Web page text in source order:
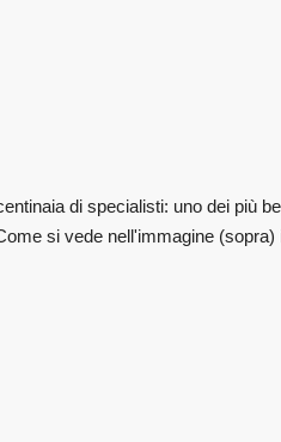
di specialisti: uno dei più
si vede nell'immagine